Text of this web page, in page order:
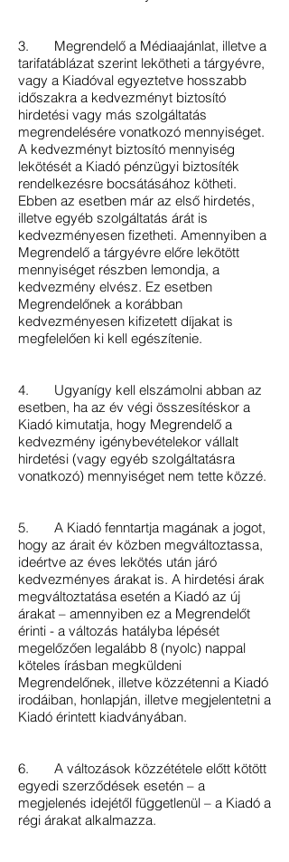
3. Megrendelő a Médiaajánlat, illetve a
tarifatáblázat szerint lekötheti a tárgyévre,
vagy a Kiadóval egyeztetve hosszabb
időszakra a kedvezményt biztosító
hirdetési vagy más szolgáltatás
megrendelésére vonatkozó mennyiséget.
A kedvezményt biztosító mennyiség
lekötését a Kiadó pénzügyi biztosíték
rendelkezésre bocsátásához kötheti.
Ebben az esetben már az első hirdetés,
illetve egyéb szolgáltatás árát is
kedvezményesen fizetheti. Amennyiben a
Megrendelő a tárgyévre előre lekötött
mennyiséget részben lemondja, a
kedvezmény elvész. Ez esetben
Megrendelőnek a korábban
kedvezményesen kifizetett díjakat is
megfelelően ki kell egészítenie.
4. Ugyanígy kell elszámolni abban az
esetben, ha az év végi összesítéskor a
Kiadó kimutatja, hogy Megrendelő a
kedvezmény igénybevételekor vállalt
hirdetési (vagy egyéb szolgáltatásra
vonatkozó) mennyiséget nem tette közzé.
5. A Kiadó fenntartja magának a jogot,
hogy az árait év közben megváltoztassa,
ideértve az éves lekötés után járó
kedvezményes árakat is. A hirdetési árak
megváltoztatása esetén a Kiadó az új
árakat – amennyiben ez a Megrendelőt
érinti - a változás hatályba lépését
megelőzően legalább 8 (nyolc) nappal
köteles írásban megküldeni
Megrendelőnek, illetve közzétenni a Kiadó
irodáiban, honlapján, illetve megjelentetni a
Kiadó érintett kiadványában.
6. A változások közzététele előtt kötött
egyedi szerződések esetén – a
megjelenés idejétől függetlenül – a Kiadó a
régi árakat alkalmazza.